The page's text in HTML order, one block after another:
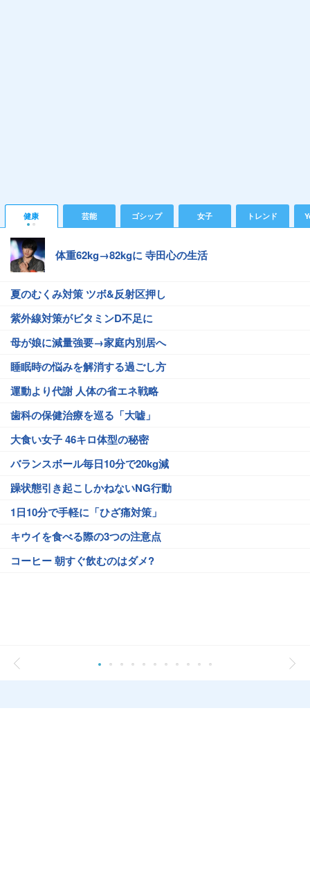
健康 芸能 ゴシップ 女子 トレンド
体重62kg→82kgに 寺田心の生活
夏のむくみ対策 ツボ&反射区押し
紫外線対策がビタミンD不足に
母が娘に減量強要→家庭内別居へ
睡眠時の悩みを解消する過ごし方
運動より代謝 人体の省エネ戦略
歯科の保健治療を巡る「大嘘」
大食い女子 46キロ体型の秘密
バランスボール毎日10分で20kg減
躁状態引き起こしかねないNG行動
1日10分で手軽に「ひざ痛対策」
キウイを食べる際の3つの注意点
コーヒー 朝すぐ飲むのはダメ?